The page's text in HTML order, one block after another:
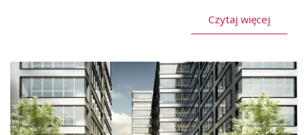
Czytaj więcej